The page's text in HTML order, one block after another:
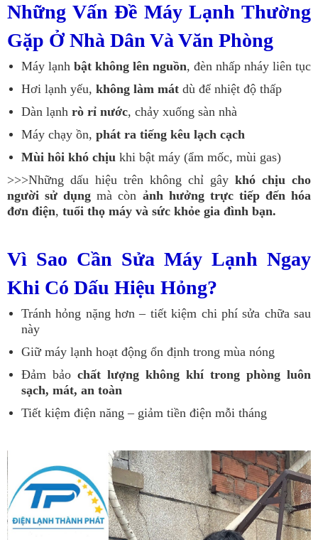
Những Vấn Đề Máy Lạnh Thường
Gặp Ở Nhà Dân Và Văn Phòng
Máy lạnh bật không lên nguồn, đèn nhấp nháy liên tục
Hơi lạnh yếu, không làm mát dù để nhiệt độ thấp
Dàn lạnh rò rỉ nước, chảy xuống sàn nhà
Máy chạy ồn, phát ra tiếng kêu lạch cạch
Mùi hôi khó chịu khi bật máy (ẩm mốc, mùi gas)
>>>Những dấu hiệu trên không chỉ gây khó chịu cho
người sử dụng mà còn ảnh hưởng trực tiếp đến hóa
đơn điện, tuổi thọ máy và sức khỏe gia đình bạn.
Vì Sao Cần Sửa Máy Lạnh Ngay
Khi Có Dấu Hiệu Hỏng?
Tránh hỏng nặng hơn – tiết kiệm chi phí sửa chữa sau
này
Giữ máy lạnh hoạt động ổn định trong mùa nóng
Đảm bảo chất lượng không khí trong phòng luôn
sạch, mát, an toàn
Tiết kiệm điện năng – giảm tiền điện mỗi tháng